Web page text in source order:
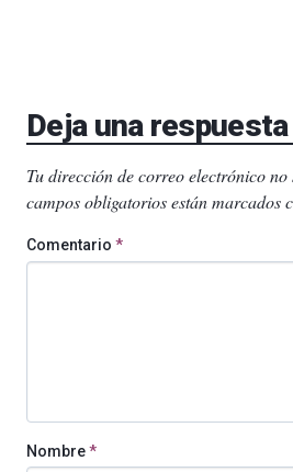
Deja una respuesta
Tu dirección de correo electrónico no
campos obligatorios están marcados
Comentario *
Nombre*